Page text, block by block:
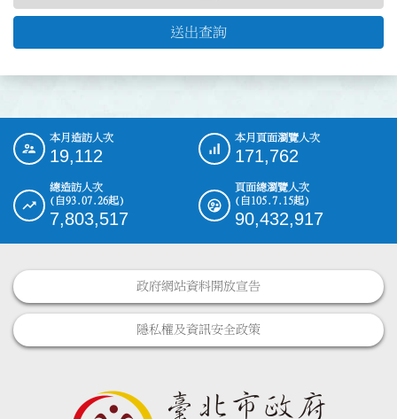
送出查詢
::: 本月造訪人次
19,112
本月頁面瀏覽人次
171,762
總造訪人次
(自93.07.26起)
7,803,517
頁面總瀏覽人次
(自105.7.15起)
90,432,917
政府網站資料開放宣告
隱私權及資訊安全政策